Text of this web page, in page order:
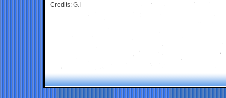
Credits: G.I